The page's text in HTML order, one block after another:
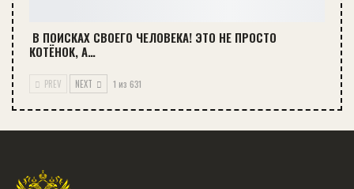
️ В ПОИСКАХ СВОЕГО ЧЕЛОВЕКА! ЭТО НЕ ПРОСТО
КОТЁНОК, А…
PREV NEXT 1 из 631